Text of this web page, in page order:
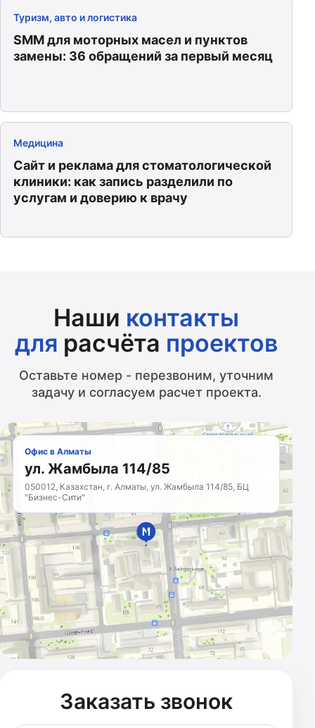
Туризм, авто и логистика
SMM для моторных масел и пунктов
замены: 36 обращений за первый месяц
Медицина
Сайт и реклама для стоматологической
клиники: как запись разделили по
услугам и доверию к врачу
Наши контакты
для расчёта проектов
Оставьте номер - перезвоним, уточним
задачу и согласуем расчет проекта.
Офис в Алматы
ул. Жамбыла 114/85
050012, Казахстан, г. Алматы, ул. Жамбыла 114/85, БЦ
"Бизнес-Сити"МАРКЕТИНГОВОЕ
АГЕНТСТВО
Казахстан · с 2011 года
Заказать звонок